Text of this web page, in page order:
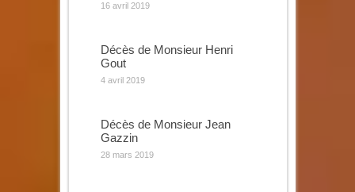
16 avril 2019
Décès de Monsieur Henri
Gout
4 avril 2019
Décès de Monsieur Jean
Gazzin
28 mars 2019